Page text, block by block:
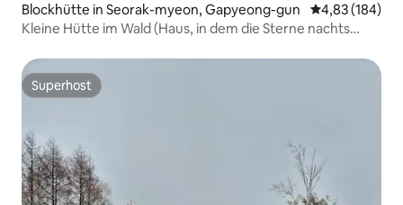
Blockhütte in Seorak-myeon, Gapyeong-gun
4,83 (184)
Kleine Hütte im Wald (Haus, in dem die Sterne nachts
Superhost
Superhost